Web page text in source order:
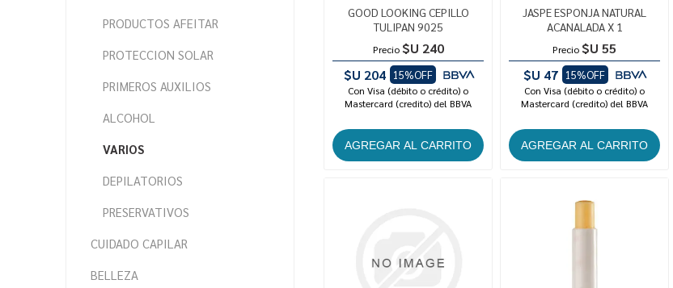
GOOD LOOKING CEPILLO
TULIPAN 9025
Precio $U 240
$U 204
15%OFF
Con Visa (débito o crédito) o
Mastercard (credito) del BBVA
JASPE ESPONJA NATURAL
ACANALADA X 1
Precio $U 55
$U 47 15%OFF
Con Visa (débito o crédito) o
Mastercard (credito) del BBVA
PRODUCTOS AFEITAR
PROTECCION SOLAR
PRIMEROS AUXILIOS
ALCOHOL
VARIOS
DEPILATORIOS
PRESERVATIVOS
CUIDADO CAPILAR
BELLEZA